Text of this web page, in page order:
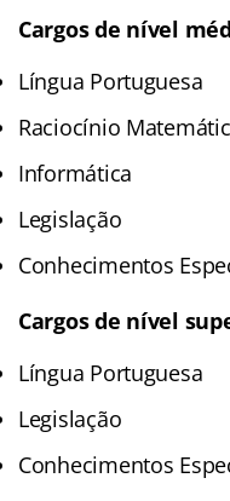
Cargos de nível
Língua Portuguesa
Raciocínio
Informática
Legislação
Conhecimentos
Cargos de nível
Língua Portuguesa
Legislação
Conhecimentos